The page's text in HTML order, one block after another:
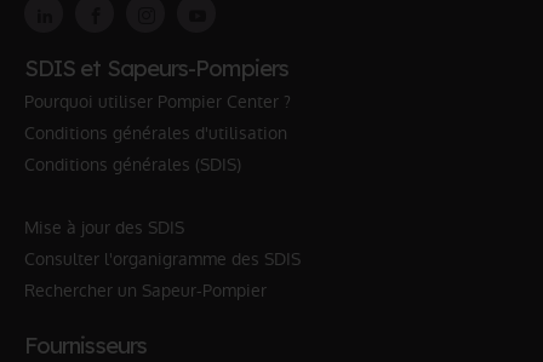
SDIS et Sapeurs-Pompiers
Pourquoi utiliser Pompier Center ?
Conditions générales d'utilisation
Conditions générales (SDIS)
Mise à jour des SDIS
Consulter l'organigramme des SDIS
Rechercher un Sapeur-Pompier
Fournisseurs